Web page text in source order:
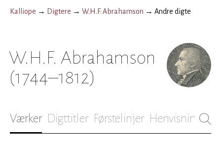
Kalliope → Digtere → W.H.F. Abrahamson → Andre digte
W.H.F. Abrahamson
(1744–1812)
Værker Digttitler Førstelinjer Henvisninger